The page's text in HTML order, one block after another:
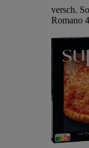
versch.
Romano